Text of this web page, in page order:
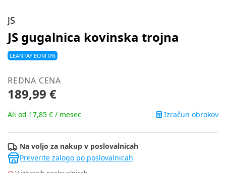
JS
JS gugalnica kovinska trojna
LEANPAY EOM 0%
REDNA CENA
189,99 €
Ali od 17,85 € / mesec Izračun obrokov
Na voljo za nakup v poslovalnicah
Preverite zalogo po poslovalnicah